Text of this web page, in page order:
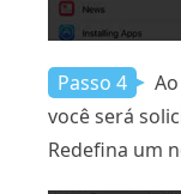
Passo 4
você será
Redefina um